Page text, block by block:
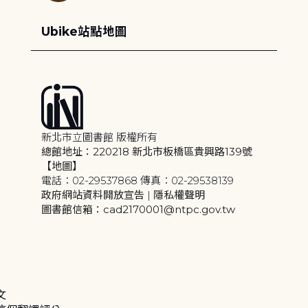
Ubike站點地圖
新北市立圖書館 版權所有
總館地址：220218 新北市板橋區貴興路139號
【地圖】
電話：02-29537868 傳真：02-29538139
政府網站資料開放宣告 | 隱私權聲明
圖書館信箱：cad2170001@ntpc.gov.tw